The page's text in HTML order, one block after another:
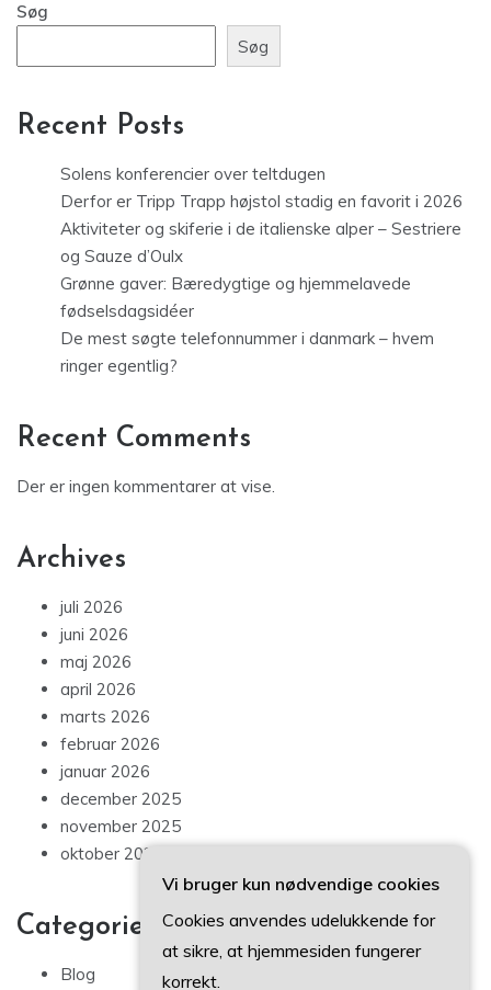
Søg
Søg
Recent Posts
Solens konferencier over teltdugen
Derfor er Tripp Trapp højstol stadig en favorit i 2026
Aktiviteter og skiferie i de italienske alper – Sestriere
og Sauze d’Oulx
Grønne gaver: Bæredygtige og hjemmelavede
fødselsdagsidéer
De mest søgte telefonnummer i danmark – hvem
ringer egentlig?
Recent Comments
Der er ingen kommentarer at vise.
Archives
juli 2026
juni 2026
maj 2026
april 2026
marts 2026
februar 2026
januar 2026
december 2025
november 2025
oktober 2025
Categories
Blog
Vi bruger kun nødvendige cookies
Cookies anvendes udelukkende for
at sikre, at hjemmesiden fungerer
korrekt.